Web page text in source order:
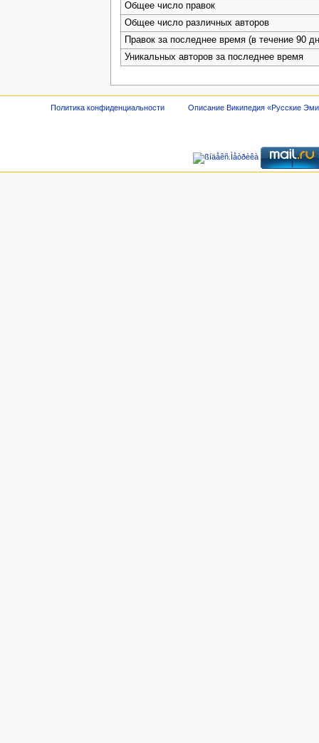
Общее число правок
Общее число различных авторов
Правок за последнее время (в течение 90
Уникальных авторов за последнее время
Политика конфиденциальности Описание Википедия «Русские